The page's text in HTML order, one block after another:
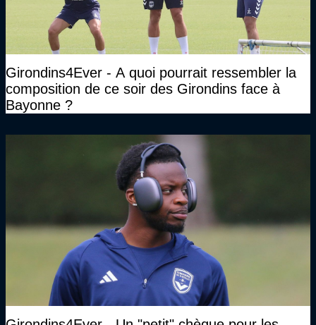
Girondins4Ever - A quoi pourrait ressembler la
composition de ce soir des Girondins face à
Bayonne ?